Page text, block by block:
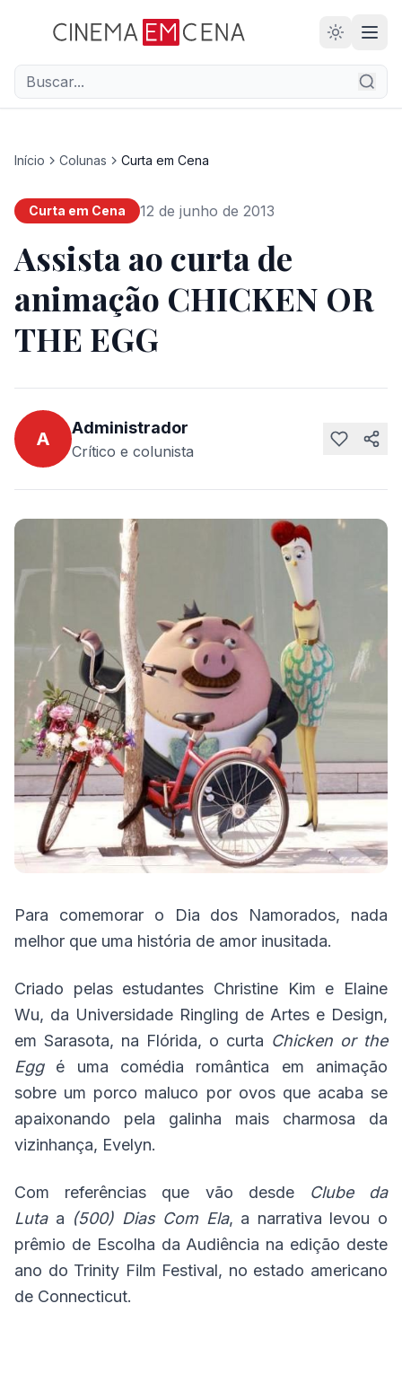
Início Colunas Curta em Cena
Curta em Cena 12 de junho de 2013
Assista ao curta de
animação CHICKEN OR
THE EGG
A
Administrador
Crítico e colunista
Para comemorar o Dia dos Namorados, nada
melhor que uma história de amor inusitada.
Criado pelas estudantes Christine Kim e Elaine
Wu, da Universidade Ringling de Artes e Design,
em Sarasota, na Flórida, o curta Chicken or the
Egg é uma comédia romântica em animação
sobre um porco maluco por ovos que acaba se
apaixonando pela galinha mais charmosa da
vizinhança, Evelyn.
Com referências que vão desde
Clube da
Lutaa (500) Dias Com Ela, a narrativa levou o
prêmio de Escolha da Audiência na edição deste
ano do Trinity Film Festival, no estado americano
de Connecticut.